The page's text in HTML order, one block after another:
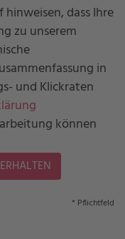
dass Ihre
zu unserem
in
und Klickraten
können
* Pflichtfeld